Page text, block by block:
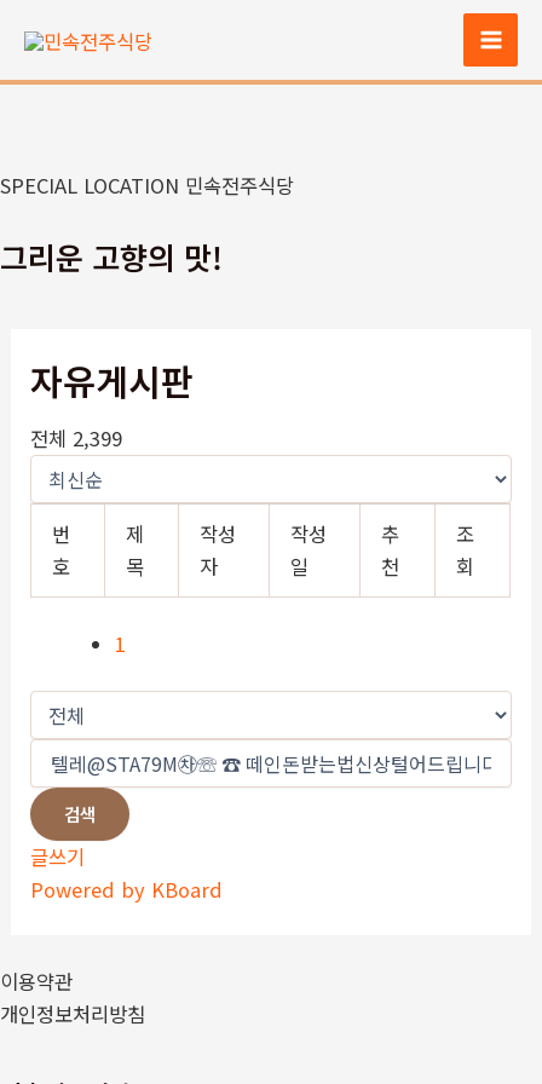
츠
너
기
Main
SPECIAL LOCATION 민속전주식당
그리운 고향의 맛!
자유게시판
전체 2,399
번
호
제
목
작성
자
작성
일
추
천
조
회
1
검색
글쓰기
Powered by KBoard
이용약관
개인정보처리방침